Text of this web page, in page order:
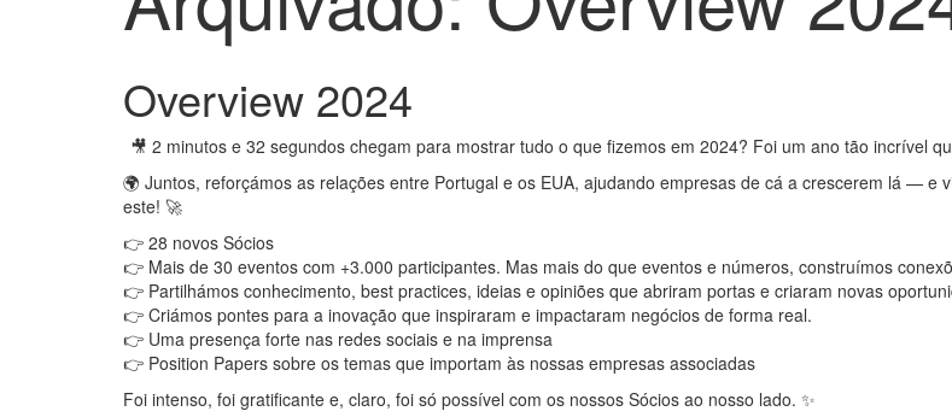
Overview 2024
🎥 2 minutos e 32 segundos chegam para mostrar tudo o que fizemos em 2024? Foi um ano tão incrível
🌍 Juntos, reforçámos as relações entre Portugal e os EUA, ajudando empresas de cá a crescerem lá — e
este! 🚀
👉 28 novos Sócios
👉 Mais de 30 eventos com +3.000 participantes. Mas mais do que eventos e números, construímos
👉 Partilhámos conhecimento, best practices, ideias e opiniões que abriram portas e criaram novas
👉 Criámos pontes para a inovação que inspiraram e impactaram negócios de forma real.
👉 Uma presença forte nas redes sociais e na imprensa
👉 Position Papers sobre os temas que importam às nossas empresas associadas
Foi intenso, foi gratificante e, claro, foi só possível com os nossos Sócios ao nosso lado. ✨